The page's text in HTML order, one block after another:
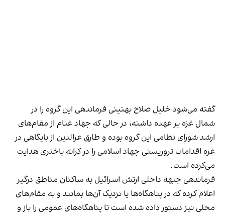
گفته می‌شود خليل صلاح بهتينی فرماندهی این گروه را در
شمال غزه بر عهده داشته، در حالی که جهاد غنام از مقام‌های
ارشد شورای نظامی این گروه بوده و طارق عزالدین از پایگاهی در
غزه اقدامات تروریستی جهاد اسلامی را در کرانه باختری هدایت
می‌کرده است.
فرماندهی جبهه داخلی ارتش اسرائیل به ساکنان مناطق درگیر
اعلام کرده که در پناهگاه‌ها یا نزدیک آن‌ها بمانند و به مقام‌های
محلی نیز دستور داده شده است تا پناهگاه‌های عمومی را باز و